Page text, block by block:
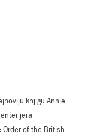
knjigu Annie
of the British